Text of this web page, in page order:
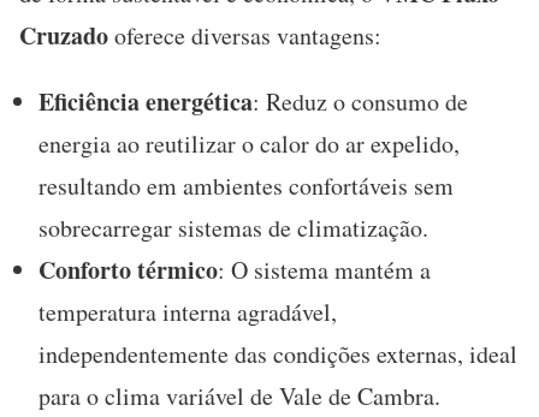
Cruzadooferece diversas vantagens:
Eficiência energética: Reduz o consumo de
energia ao reutilizar o calor do ar expelido,
resultando em ambientes confortáveis sem
sobrecarregar sistemas de climatização.
Conforto térmico: O sistema mantém a
temperatura interna agradável,
independentemente das condições externas, ideal
para o clima variável de Vale de Cambra.